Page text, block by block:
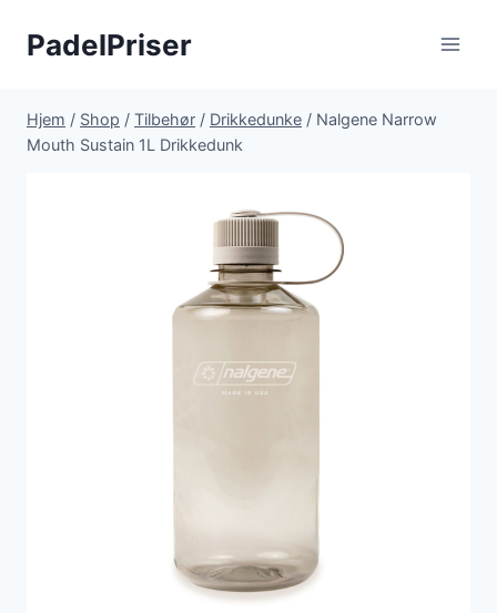
PadelPriser
Hjem / Shop / Tilbehør / Drikkedunke / Nalgene Narrow
Mouth Sustain 1L Drikkedunk